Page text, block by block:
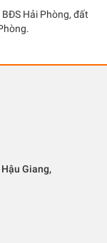
Hải Phòng, đất
Giang,